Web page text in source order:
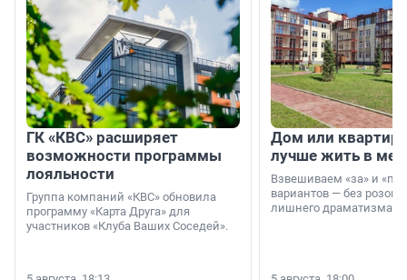
ГК «КВС» расширяет
возможности программы
лояльности
Группа компаний «КВС» обновила
программу «Карта Друга» для
участников «Клуба Ваших Соседей».
Дом или
лучше жить в
Взвешиваем «за» и
вариантов — без
лишнего драматизма.